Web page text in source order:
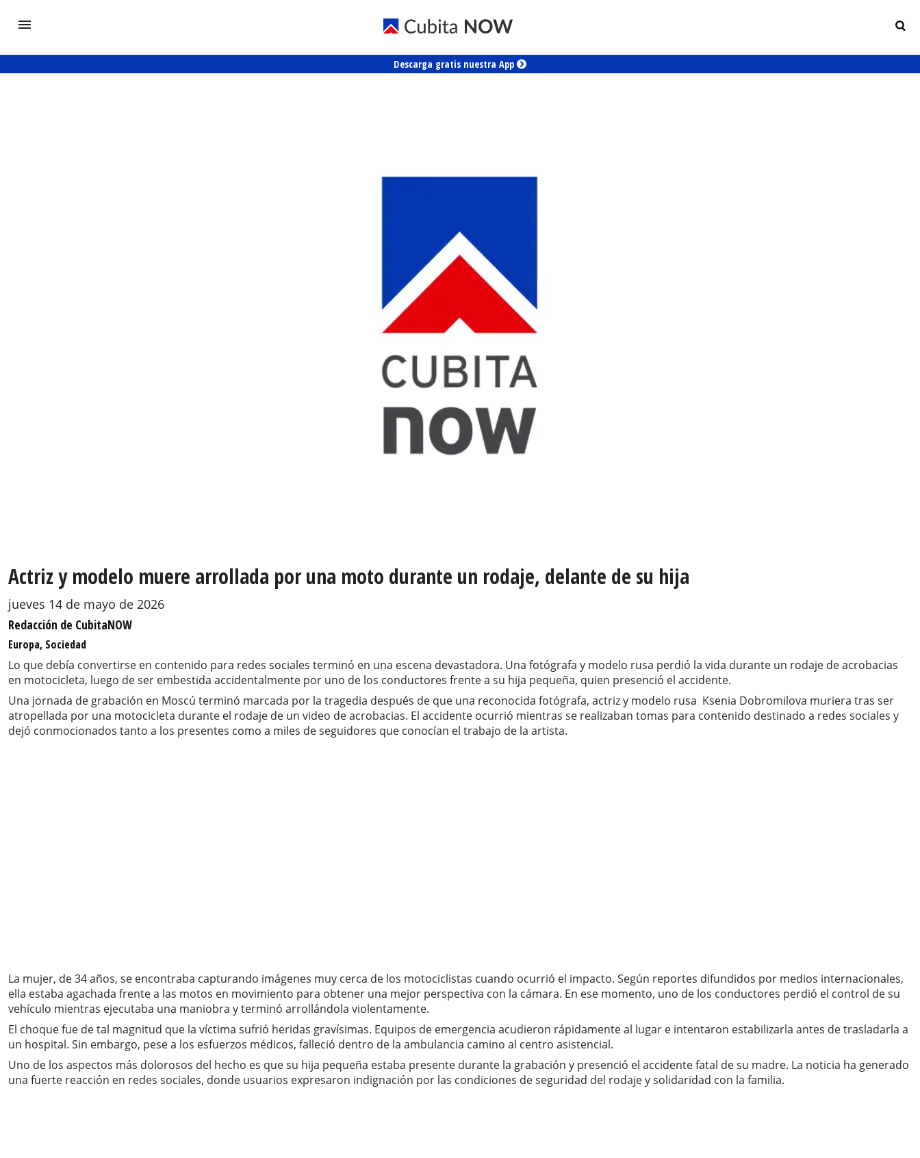
Descarga gratis nuestra App
Actriz y modelo muere arrollada por una moto durante un rodaje, delante de su hija
jueves 14 de mayo de 2026
Redacción de CubitaNOW
Europa, Sociedad
Lo que debía convertirse en contenido para redes sociales terminó en una escena devastadora. Una fotógrafa y modelo rusa perdió la vida durante un rodaje de acrobacias
en motocicleta, luego de ser embestida accidentalmente por uno de los conductores frente a su hija pequeña, quien presenció el accidente.
Una jornada de grabación en Moscú terminó marcada por la tragedia después de que una reconocida fotógrafa, actriz y modelo rusa Ksenia Dobromilova muriera tras ser
atropellada por una motocicleta durante el rodaje de un video de acrobacias. El accidente ocurrió mientras se realizaban tomas para contenido destinado a redes sociales y
dejó conmocionados tanto a los presentes como a miles de seguidores que conocían el trabajo de la artista.
La mujer, de 34 años, se encontraba capturando imágenes muy cerca de los motociclistas cuando ocurrió el impacto. Según reportes difundidos por medios internacionales,
ella estaba agachada frente a las motos en movimiento para obtener una mejor perspectiva con la cámara. En ese momento, uno de los conductores perdió el control de su
vehículo mientras ejecutaba una maniobra y terminó arrollándola violentamente.
El choque fue de tal magnitud que la víctima sufrió heridas gravísimas. Equipos de emergencia acudieron rápidamente al lugar e intentaron estabilizarla antes de trasladarla a
un hospital. Sin embargo, pese a los esfuerzos médicos, falleció dentro de la ambulancia camino al centro asistencial.
Uno de los aspectos más dolorosos del hecho es que su hija pequeña estaba presente durante la grabación y presenció el accidente fatal de su madre. La noticia ha generado
una fuerte reacción en redes sociales, donde usuarios expresaron indignación por las condiciones de seguridad del rodaje y solidaridad con la familia.